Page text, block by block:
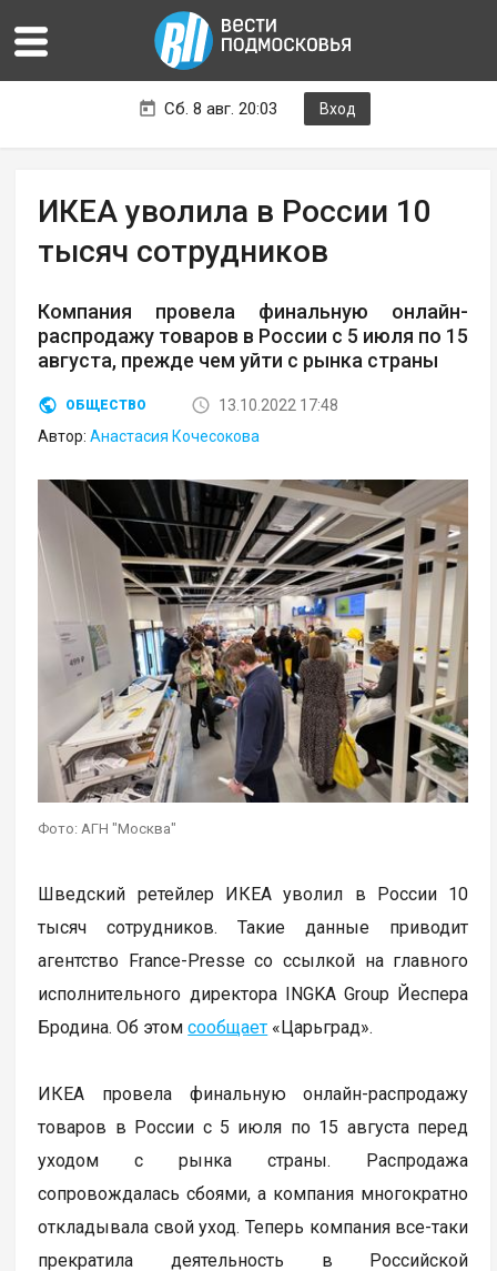
Сб. 8 авг. 20:03 Вход
ИКЕА уволила в России 10
тысяч сотрудников
Компания провела финальную онлайн-
распродажу товаров в России с 5 июля по 15
августа, прежде чем уйти с рынка страны
ОБЩЕСТВО
13.10.2022 17:48
Автор:Анастасия Кочесокова
Фото: АГН "Москва"
Шведский ретейлер ИКЕА уволил в России 10
тысяч сотрудников. Такие данные приводит
агентство France-Presse со ссылкой на главного
исполнительного директора INGKA Group Йеспера
Бродина. Об этомсообщает «Царьград».
ИКЕА провела финальную онлайн-распродажу
товаров в России с 5 июля по 15 августа перед
уходом с рынка страны. Распродажа
сопровождалась сбоями, а компания многократно
откладывала свой уход. Теперь компания все-таки
прекратила деятельность в Российской